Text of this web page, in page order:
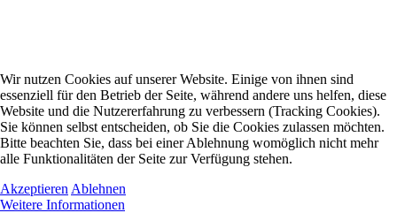
Wir nutzen Cookies auf unserer Website. Einige von ihnen sind
essenziell für den Betrieb der Seite, während andere uns helfen, diese
Website und die Nutzererfahrung zu verbessern (Tracking Cookies).
Sie können selbst entscheiden, ob Sie die Cookies zulassen möchten.
Bitte beachten Sie, dass bei einer Ablehnung womöglich nicht mehr
alle Funktionalitäten der Seite zur Verfügung stehen.
Akzeptieren Ablehnen
Weitere Informationen